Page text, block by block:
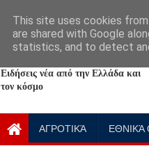
NewPlanet09
Ειδήσεις νέα από την Ελλάδα και
τον κόσμο
ΑΓΡΟΤΙΚΆ
This site uses cookies
are shared with Google
statistics, and to detect